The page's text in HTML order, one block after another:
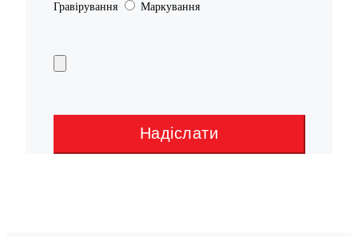
Гравірування Маркування
Надіслати